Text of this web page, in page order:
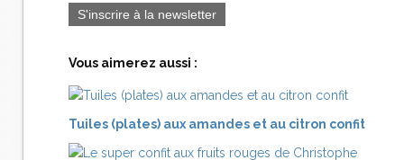
S'inscrire à la newsletter
Vous aimerez aussi :
Tuiles (plates) aux amandes et au citron confit